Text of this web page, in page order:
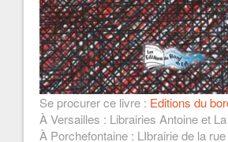
Se procurer ce livre : Editions du
À Versailles : Librairies Antoine et
À Porchefontaine : LIbrairie de la